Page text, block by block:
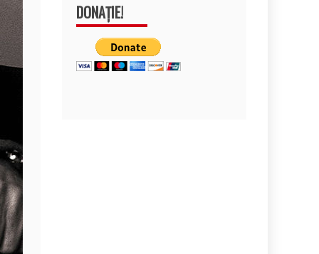
DONAȚIE!